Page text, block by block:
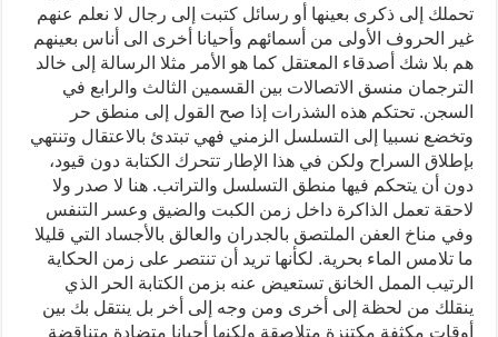
تحملك إلى ذكرى بعينها أو رسائل كتبت إلى رجال لا نعلم عنهم
غير الحروف الأولى من أسمائهم وأحيانا أخرى الى أناس بعينهم
هم بلا شك أصدقاء المعتقل كما هو الأمر مثلا الرسالة إلى خالد
الترجمان منسق الاتصالات بين القسمين الثالث والرابع في
السجن. تحتكم هذه الشذرات إذا صح القول إلى منطق حر
وتخضع نسبيا إلى التسلسل الزمني فهي تبتدئ بالاعتقال وتنتهي
بإطلاق السراح ولكن في هذا الإطار تتحرك الكتابة دون قيود،
دون أن يتحكم فيها منطق التسلسل والتراتب. هنا لا صدر ولا
لاحقة تعمل الذاكرة داخل زمن الكبت والضيق وعسر التنفس
وفي مناخ العفن الملتصق بالجدران والعالق بالأجساد التي قليلا
ما تلامس الماء بحرية. لكأنها تريد أن تنتصر على زمن الحكاية
الرتيب الممل الخانق تستعيض عنه بزمن الكتابة الحر الذي
ينقلك من لحظة إلى أخرى ومن وجه إلى أخر بل ينتقل بك بين
أوقات مكثفة مكتنزة متلاصقة ولكنها أحيانا متضادة متناقضة